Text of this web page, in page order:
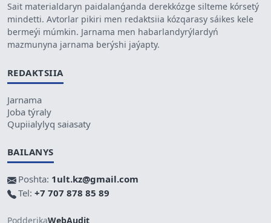
Sait materialdaryn paidalanǵanda derekkózge silteme kórsetý
mindetti. Avtorlar pikiri men redaktsiia kózqarasy sáikes kele
bermeýi múmkin. Jarnama men habarlandyrýlardyń
mazmunyna jarnama berýshi jaýapty.
REDAKTSIIA
Jarnama
Joba týraly
Qupiialylyq saiasaty
BAILANYS
Poshta: 1ult.kz@gmail.com
Tel: +7 707 878 85 89
PodderjkaWebAudit